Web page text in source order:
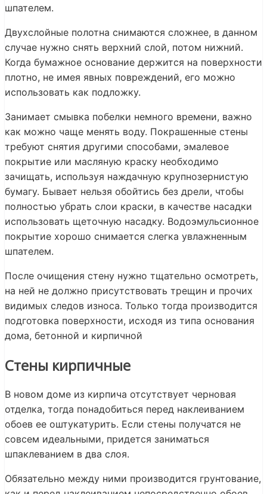
шпателем.
Двухслойные полотна снимаются сложнее, в данном
случае нужно снять верхний слой, потом нижний.
Когда бумажное основание держится на поверхности
плотно, не имея явных повреждений, его можно
использовать как подложку.
Занимает смывка побелки немного времени, важно
как можно чаще менять воду. Покрашенные стены
требуют снятия другими способами, эмалевое
покрытие или масляную краску необходимо
зачищать, используя наждачную крупнозернистую
бумагу. Бывает нельзя обойтись без дрели, чтобы
полностью убрать слои краски, в качестве насадки
использовать щеточную насадку. Водоэмульсионное
покрытие хорошо снимается слегка увлажненным
шпателем.
После очищения стену нужно тщательно осмотреть,
на ней не должно присутствовать трещин и прочих
видимых следов износа. Только тогда производится
подготовка поверхности, исходя из типа основания
дома, бетонной и кирпичной
Стены кирпичные
В новом доме из кирпича отсутствует черновая
отделка, тогда понадобиться перед наклеиванием
обоев ее оштукатурить. Если стены получатся не
совсем идеальными, придется заниматься
шпаклеванием в два слоя.
Обязательно между ними производится грунтование,